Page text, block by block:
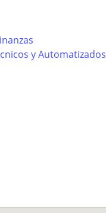
y Automatizados